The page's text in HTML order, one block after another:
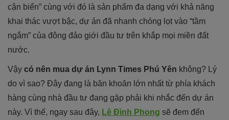
cận biển” cùng với đó là sản phẩm đa dạng với khả năng
khai thác vượt bậc, dự án đã nhanh chóng lọt vào “tầm
ngắm” của đông đảo giới đầu tư trên khắp mọi miền đất
nước.
Vậy có nên mua dự án Lynn Times Phú Yên không? Lý
do vì sao? Đây đang là băn khoăn lớn nhất từ phía khách
hàng cùng nhà đầu tư đang gặp phải khi nhắc đến dự án
này. Vì thế, ngay sau đây, Lê Đình Phong sẽ đem đến